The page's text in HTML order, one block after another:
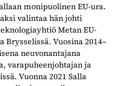
monipuolinen EU-ura.
valintaa hän johti
Metan EU-
Vuosina 2014–
neuvonantajana
varapuheenjohtajan ja
Vuonna 2021 Salla